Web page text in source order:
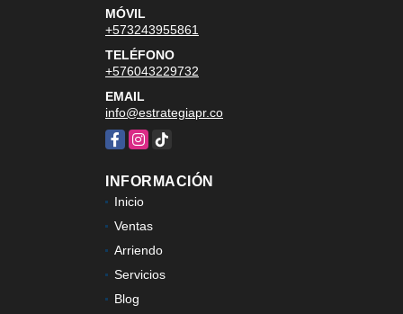
MÓVIL
+573243955861
TELÉFONO
+576043229732
EMAIL
info@estrategiapr.co
Facebook
Instagram
TikTok
INFORMACIÓN
Inicio
Ventas
Arriendo
Servicios
Blog